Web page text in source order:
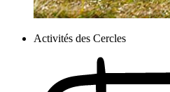
Activités des Cercles